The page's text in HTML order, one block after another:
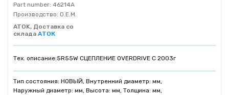
Part number: 46214A
Производство: O.E.M.
ATOK, Доставка со
склада АТОК
Тех. описание:5R55W СЦЕПЛЕНИЕ OVERDRIVE C 2003г
Тип состояния: НОВЫЙ, Внутренний диаметр: мм,
Наружный диаметр: мм, Высота: мм, Толщина: мм,